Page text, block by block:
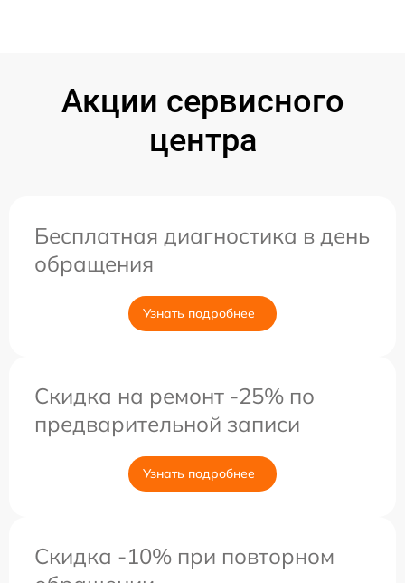
Акции сервисного
центра
Бесплатная диагностика в день
обращения
Узнать подробнее
Скидка на ремонт -25% по
предварительной записи
Узнать подробнее
Скидка -10% при повторном